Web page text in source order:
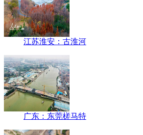
江苏淮安：古淮河
广东：东莞槎马特